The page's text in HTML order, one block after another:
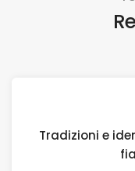
Tradizioni e